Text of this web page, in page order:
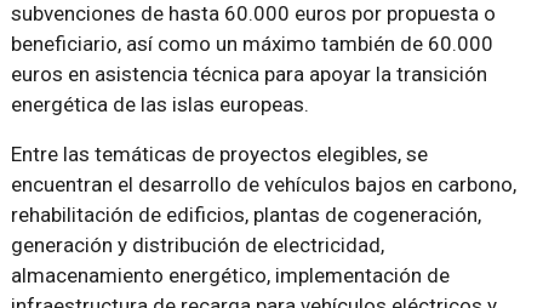
subvenciones de hasta 60.000 euros por propuesta o
beneficiario, así como un máximo también de 60.000
euros en asistencia técnica para apoyar la transición
energética de las islas europeas.
Entre las temáticas de proyectos elegibles, se
encuentran el desarrollo de vehículos bajos en carbono,
rehabilitación de edificios, plantas de cogeneración,
generación y distribución de electricidad,
almacenamiento energético, implementación de